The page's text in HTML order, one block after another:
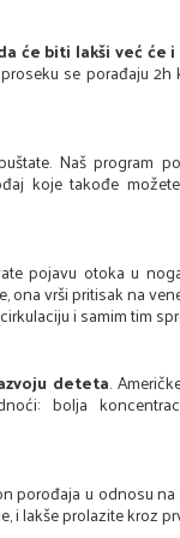
će biti lakši već će
se porađaju
Naš program
koje takođe
pojavu otoka u
ona vrši pritisak na
i samim tim
deteta.
bolja
porođaja u odnosu na
i lakše prolazite kroz